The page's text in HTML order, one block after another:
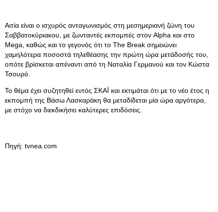
Αιτία είναι ο ισχυρός ανταγωνισμός στη μεσημεριανή ζώνη του
Σαββατοκύριακου, με ζωνταντές εκπομπές στον Alpha και στο
Mega, καθώς και το γεγονός ότι το The Break σημειώνει
χαμηλότερα ποσοστά τηλεθέασης την πρώτη ώρα μετάδοσής του,
οπότε βρίσκεται απέναντι από τη Ναταλία Γερμανού και τον Κώστα
Τσουρό.
Το θέμα έχει συζητηθεί εντός ΣΚΑΪ και εκτιμάται ότι με το νέο έτος η
εκπομπή της Βάσω Λασκαράκη θα μεταδίδεται μία ώρα αργότερα,
με στόχο να διεκδικήσει καλύτερες επιδόσεις.
Πηγή: tvnea.com